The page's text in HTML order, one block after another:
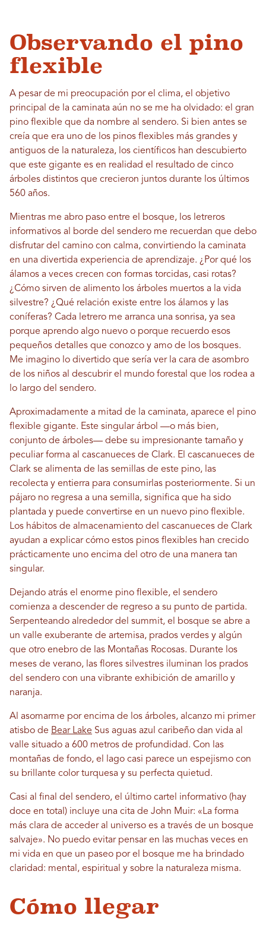
Observando el pino
flexible
A pesar de mi preocupación por el clima, el objetivo
principal de la caminata aún no se me ha olvidado: el gran
pino flexible que da nombre al sendero. Si bien antes se
creía que era uno de los pinos flexibles más grandes y
antiguos de la naturaleza, los científicos han descubierto
que este gigante es en realidad el resultado de cinco
árboles distintos que crecieron juntos durante los últimos
560 años.
Mientras me abro paso entre el bosque, los letreros
informativos al borde del sendero me recuerdan que debo
disfrutar del camino con calma, convirtiendo la caminata
en una divertida experiencia de aprendizaje. ¿Por qué los
álamos a veces crecen con formas torcidas, casi rotas?
¿Cómo sirven de alimento los árboles muertos a la vida
silvestre? ¿Qué relación existe entre los álamos y las
coníferas? Cada letrero me arranca una sonrisa, ya sea
porque aprendo algo nuevo o porque recuerdo esos
pequeños detalles que conozco y amo de los bosques.
Me imagino lo divertido que sería ver la cara de asombro
de los niños al descubrir el mundo forestal que los rodea a
lo largo del sendero.
Aproximadamente a mitad de la caminata, aparece el pino
flexible gigante. Este singular árbol —o más bien,
conjunto de árboles— debe su impresionante tamaño y
peculiar forma al cascanueces de Clark. El cascanueces de
Clark se alimenta de las semillas de este pino, las
recolecta y entierra para consumirlas posteriormente. Si un
pájaro no regresa a una semilla, significa que ha sido
plantada y puede convertirse en un nuevo pino flexible.
Los hábitos de almacenamiento del cascanueces de Clark
ayudan a explicar cómo estos pinos flexibles han crecido
prácticamente uno encima del otro de una manera tan
singular.
Dejando atrás el enorme pino flexible, el sendero
comienza a descender de regreso a su punto de partida.
Serpenteando alrededor del summit, el bosque se abre a
un valle exuberante de artemisa, prados verdes y algún
que otro enebro de las Montañas Rocosas. Durante los
meses de verano, las flores silvestres iluminan los prados
del sendero con una vibrante exhibición de amarillo y
naranja.
Al asomarme por encima de los árboles, alcanzo mi primer
atisbo de Bear Lake Sus aguas azul caribeño dan vida al
valle situado a 600 metros de profundidad. Con las
montañas de fondo, el lago casi parece un espejismo con
su brillante color turquesa y su perfecta quietud.
Casi al final del sendero, el último cartel informativo (hay
doce en total) incluye una cita de John Muir: «La forma
más clara de acceder al universo es a través de un bosque
salvaje». No puedo evitar pensar en las muchas veces en
mi vida en que un paseo por el bosque me ha brindado
claridad: mental, espiritual y sobre la naturaleza misma.
Cómo llegar